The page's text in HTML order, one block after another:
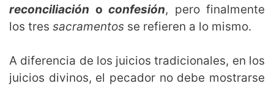
reconciliación o confesión, pero finalmente
los tres sacramentos se refieren a lo mismo.
A diferencia de los juicios tradicionales, en los
juicios divinos, el pecador no debe mostrarse